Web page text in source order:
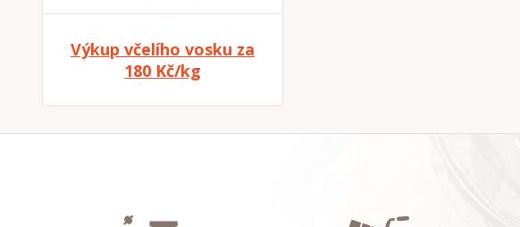
Výkup včelího vosku za
180 Kč/kg